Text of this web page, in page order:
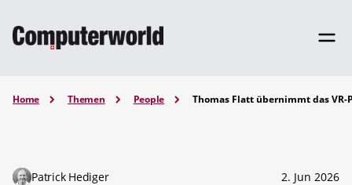
Home Themen People Thomas Flatt übernimmt das VR-
Patrick Hediger 2. Jun 2026